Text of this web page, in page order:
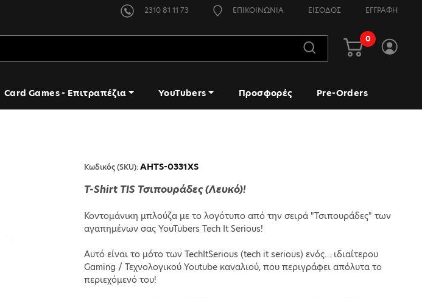
2310 81 11 73 ΕΠΙΚΟΙΝΩΝΙΑ ΕΙΣΟΔΟΣ ΕΓΓΡΑΦΗ
0
Card Games - Επιτραπέζια YouTubers Προσφορές Pre-Orders
Κωδικός (SKU):AHTS-0331XS
T-Shirt TIS Τσιπουράδες (Λευκό)!
Κοντομάνικη μπλούζα με το λογότυπο από την σειρά "Τσιπουράδες" των
αγαπημένων σας YouTubers Tech It Serious!
Αυτό είναι το μότο των TechItSerious (tech it serious) ενός… ιδιαίτερου
Gaming / Τεχνολογικού Youtube καναλιού, που περιγράφει απόλυτα το
περιεχόμενό του!